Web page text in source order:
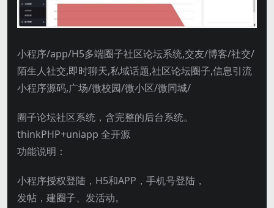
小程序/app/H5多端圈子社区论坛系统,交友/博客/社交/
陌生人社交,即时聊天,私域话题,社区论坛圈子,信息引流
小程序源码,广场/微校园/微小区/微同城/
圈子论坛社区系统，含完整的后台系统。
thinkPHP+uniapp 全开源
功能说明：
小程序授权登陆，H5和APP，手机号登陆，
发帖，建圈子、发活动。